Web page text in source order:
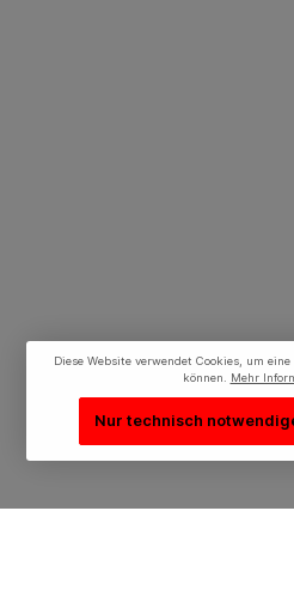
Diese Website verwendet Cookies, um
können.
Mehr
Nur technisch